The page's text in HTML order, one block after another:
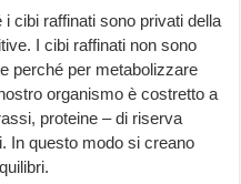
i cibi raffinati sono privati della
I cibi raffinati non sono
perché per metabolizzare
organismo è costretto a
proteine – di riserva
In questo modo si creano